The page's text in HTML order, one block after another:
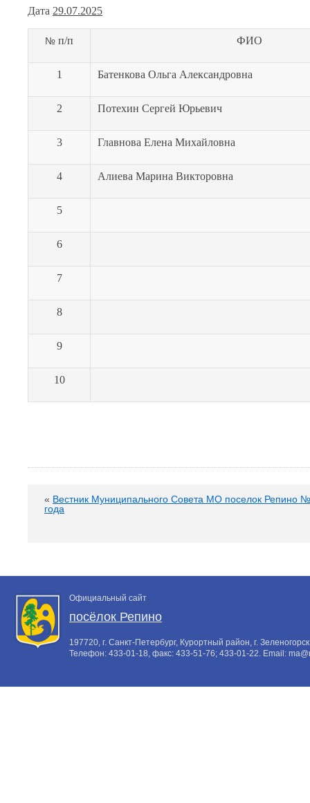
Дата 29.07.2025
№ п/п ФИО
1 Батенкова Ольга Александровна
2 Потехин Сергей Юрьевич
3 Главнова Елена Михайловна
4 Алиева Марина Викторовна
5
6
7
8
9
10
« Вестник Муниципального Совета МО поселок Репино
года
Официальный сайт
посёлок Репино
197720, г. Санкт-Петербург, Курортный район, г.
Телефон: 433-01-18 , факс: 433-51-76; 433-01-22 . Email: